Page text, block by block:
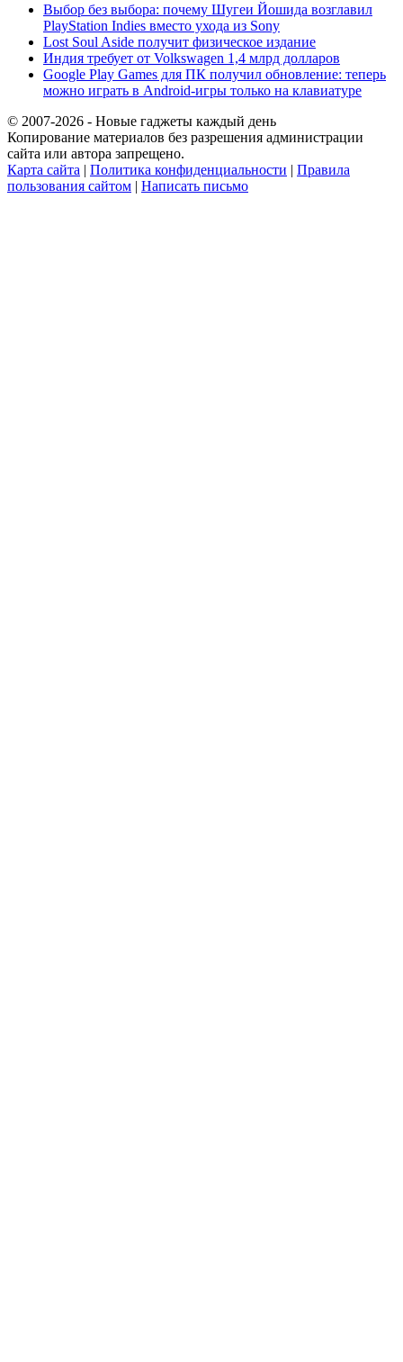
Выбор без выбора: почему Шугеи Йошида возглавил
PlayStation Indies вместо ухода из Sony
Lost Soul Aside получит физическое издание
Индия требует от Volkswagen 1,4 млрд долларов
Google Play Games для ПК получил обновление: теперь
можно играть в Android-игры только на клавиатуре
© 2007-2026 - Новые гаджеты каждый день
Копирование материалов без разрешения администрации
сайта или автора запрещено.
Карта сайта | Политика конфиденциальности | Правила
пользования сайтом | Написать письмо